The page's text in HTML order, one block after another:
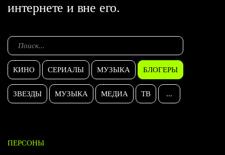
интернете и вне его.
КИНО СЕРИАЛЫ МУЗЫКА БЛОГЕРЫ
ЗВЕЗДЫ МУЗЫКА МЕДИА ТВ ...
ПЕРСОНЫ